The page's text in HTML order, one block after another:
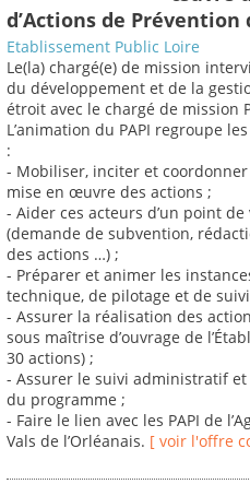
d’Actions de Prévention
Etablissement Public Loire
Le(la) chargé(e) de mission
du développement et de la
étroit avec le chargé de mission
L’animation du PAPI regroupe
:
- Mobiliser, inciter et
mise en œuvre des actions ;
- Aider ces acteurs d’un point
(demande de subvention,
des actions …) ;
- Préparer et animer les
technique, de pilotage et de
- Assurer la réalisation des
sous maîtrise d’ouvrage de
30 actions) ;
- Assurer le suivi administratif
du programme ;
- Faire le lien avec les PAPI de
Vals de l’Orléanais. [ voir l'offre